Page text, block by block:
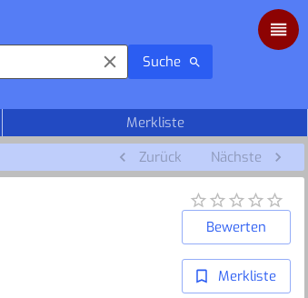
Suche
Merkliste
Zurück Nächste
Bewerten
Merkliste